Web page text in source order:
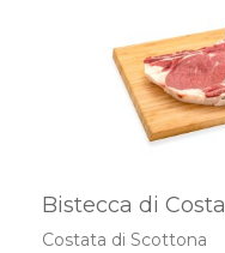
Bistecca di Costa
Costata di Scottona